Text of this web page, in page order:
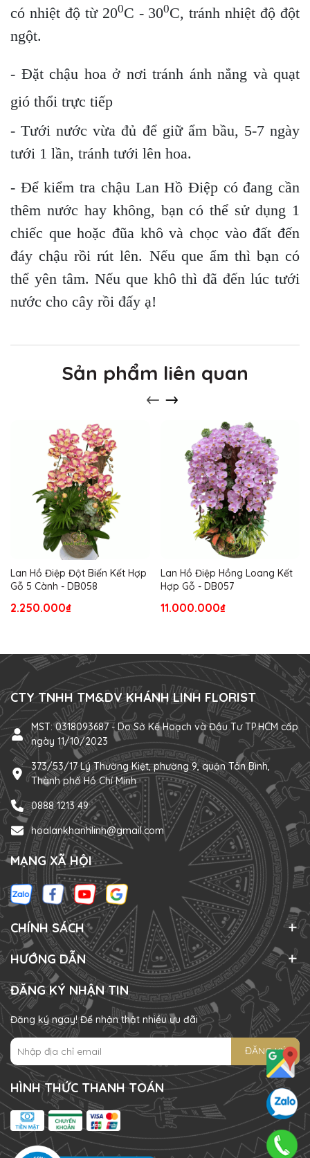
có nhiệt độ từ 200C - 300C, tránh nhiệt độ đột
ngột.
- Đặt chậu hoa ở nơi tránh ánh nắng và quạt
gió thổi trực tiếp
- Tưới nước vừa đủ để giữ ẩm bầu, 5-7 ngày
tưới 1 lần, tránh tưới lên hoa.
- Để kiểm tra chậu Lan Hồ Điệp có đang cần
thêm nước hay không, bạn có thể sử dụng 1
chiếc que hoặc đũa khô và chọc vào đất đến
đáy chậu rồi rút lên. Nếu que ẩm thì bạn có
thể yên tâm. Nếu que khô thì đã đến lúc tưới
nước cho cây rồi đấy ạ!
Sản phẩm liên quan
Lan Hồ Điệp Đột Biến Kết Hợp
Gỗ 5 Cành - DB058
2.250.000₫
Lan Hồ Điệp Hồng Loang Kết
Hợp Gỗ - DB057
11.000.000₫
CTY TNHH TM&DV KHÁNH LINH FLORIST
MST: 0318093687 - Do Sở Kế Hoạch và Đầu Tư TP.HCM cấp
ngày 11/10/2023
373/53/17 Lý Thường Kiệt, phường 9, quận Tân Bình,
Thành phố Hồ Chí Minh
0888 1213 49
hoalankhanhlinh@gmail.com
MẠNG XÃ HỘI
CHÍNH SÁCH
HƯỚNG DẪN
ĐĂNG KÝ NHẬN TIN
Đăng ký ngay! Để nhận thật nhiều ưu đãi
ĐĂNG KÝ
HÌNH THỨC THANH TOÁN